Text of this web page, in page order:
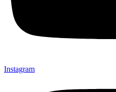
Instagram